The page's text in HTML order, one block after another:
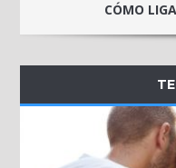
CÓMO